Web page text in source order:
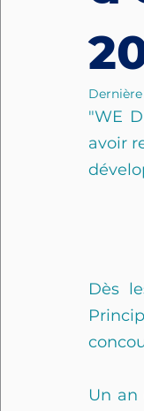
"WE
avoir
Dès
Un